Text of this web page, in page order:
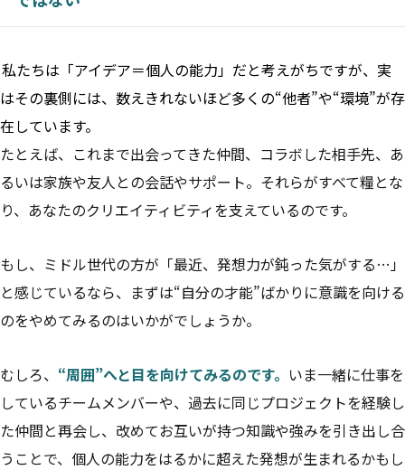
私たちは「アイデア＝個人の能力」だと考えがちですが、実
はその裏側には、数えきれないほど多くの“他者”や“環境”が存
在しています。
たとえば、これまで出会ってきた仲間、コラボした相手先、あ
るいは家族や友人との会話やサポート。それらがすべて糧とな
り、あなたのクリエイティビティを支えているのです。
もし、ミドル世代の方が「最近、発想力が鈍った気がする…」
と感じているなら、まずは“自分の才能”ばかりに意識を向ける
のをやめてみるのはいかがでしょうか。
むしろ、 “周囲”へと目を向けてみるのです。 いま一緒に仕事を
しているチームメンバーや、過去に同じプロジェクトを経験し
た仲間と再会し、改めてお互いが持つ知識や強みを引き出し合
うことで、個人の能力をはるかに超えた発想が生まれるかもし